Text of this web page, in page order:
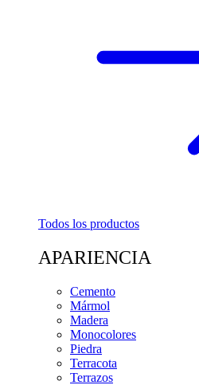
Todos los productos
APARIENCIA
Cemento
Mármol
Madera
Monocolores
Piedra
Terracota
Terrazos